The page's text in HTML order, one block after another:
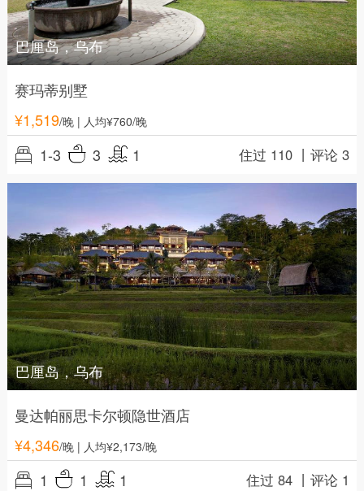
巴厘岛，乌布
赛玛蒂别墅
¥1,519/晚| 人均¥760/晚
1-3 3 1 住过 110 丨评论 3
巴厘岛，乌布
曼达帕丽思卡尔顿隐世酒店
¥4,346/晚| 人均¥2,173/晚
1 1 1 住过 84 丨评论 1